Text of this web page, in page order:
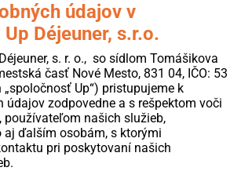
údajov v
Up Déjeuner, s.r.o.
Déjeuner, s. r. o., so sídlom Tomášikova
časť Nové Mesto, 831 04, IČO: 53
„spoločnosť Up“) pristupujeme k
údajov zodpovedne a s rešpektom voči
používateľom našich služieb,
aj ďalším osobám, s ktorými
pri poskytovaní našich